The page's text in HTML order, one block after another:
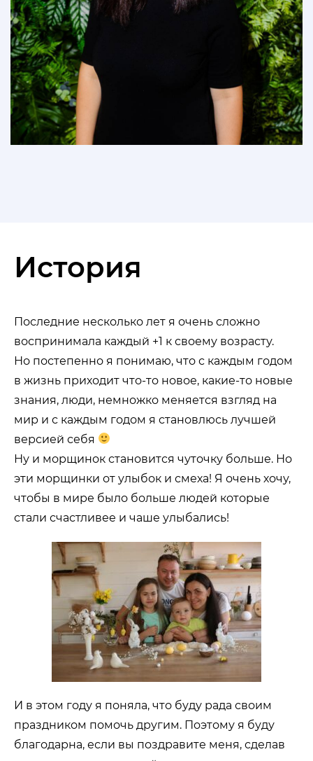
История
Последние несколько лет я очень сложно
воспринимала каждый +1 к своему возрасту.
Но постепенно я понимаю, что с каждым годом
в жизнь приходит что-то новое, какие-то новые
знания, люди, немножко меняется взгляд на
мир и с каждым годом я становлюсь лучшей
версией себя
Ну и морщинок становится чуточку больше. Но
эти морщинки от улыбок и смеха! Я очень хочу,
чтобы в мире было больше людей которые
стали счастливее и чаше улыбались!
И в этом году я поняла, что буду рада своим
праздником помочь другим. Поэтому я буду
благодарна, если вы поздравите меня, сделав